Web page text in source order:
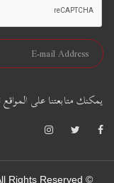
يمكنك متابعتنا على المواقع
© Copyright 2018 | All Rights Reserved